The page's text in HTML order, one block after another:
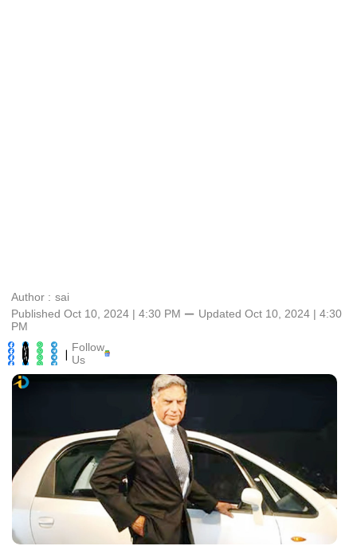
Author : sai
Published Oct 10, 2024 | 4:30 PM ⚊ Updated Oct 10, 2024 | 4:30
PM
| Follow
Us